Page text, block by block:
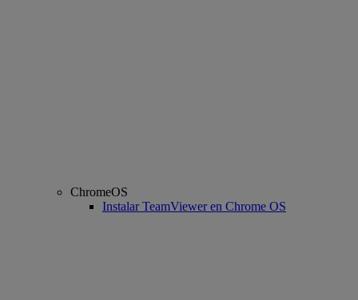
ChromeOS
Instalar TeamViewer en Chrome OS